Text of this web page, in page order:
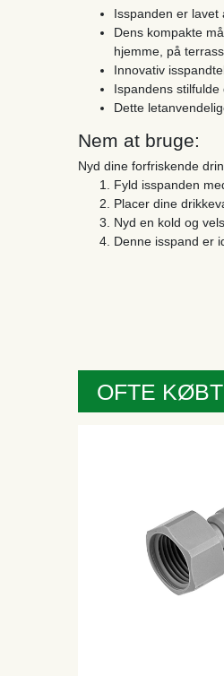
Isspanden er
Dens kompakte
hjemme, på
Innovativ
Ispandens
Dette
Nem at bruge:
Nyd dine forfriskende
Fyld isspanden
Placer dine
Nyd en kold og
Denne isspand er
OFTE